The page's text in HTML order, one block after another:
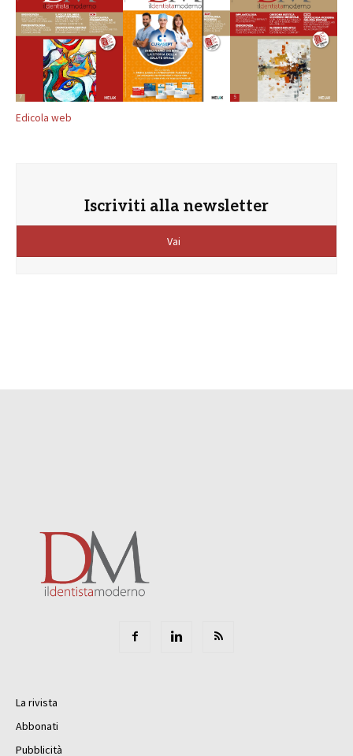
Edicola web
Iscriviti alla newsletter
Vai
La rivista
Abbonati
Pubblicità